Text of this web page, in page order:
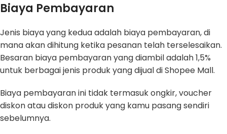
Biaya Pembayaran
Jenis biaya yang kedua adalah biaya pembayaran, di
mana akan dihitung ketika pesanan telah terselesaikan.
Besaran biaya pembayaran yang diambil adalah 1,5%
untuk berbagai jenis produk yang dijual di Shopee Mall.
Biaya pembayaran ini tidak termasuk ongkir, voucher
diskon atau diskon produk yang kamu pasang sendiri
sebelumnya.